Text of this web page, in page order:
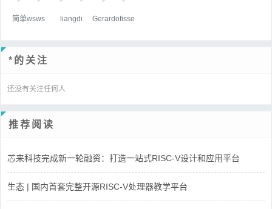
简单wsws liangdi Gerardofisse
*的关注
还没有关注任何人
推荐阅读
芯来科技完成新一轮融资：打造一站式RISC-V设计和应用平台
生态 | 国内首套完整开源RISC-V处理器教学平台